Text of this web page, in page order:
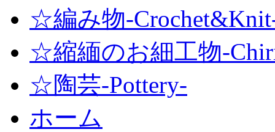
☆編み物-
☆縮緬のお細工物-
☆陶芸-Pottery-
ホーム